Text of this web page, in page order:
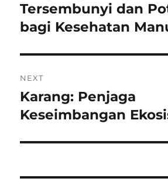
post:
Tersembunyi dan
bagi Kesehatan
NEXT
Next
post:
Karang: Penjaga
Keseimbangan